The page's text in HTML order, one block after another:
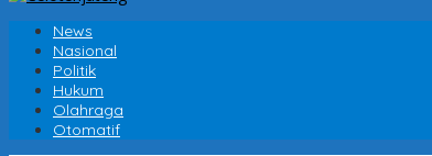
News
Nasional
Politik
Hukum
Olahraga
Otomatif